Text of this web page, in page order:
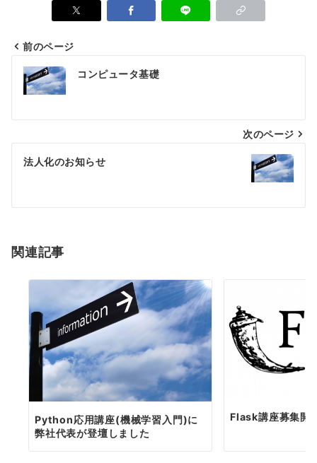
投
稿
ビ
ゲ
シ
ン
前のページ
コンピュータ基礎
次のページ
法人化のお知らせ
関連記事
Python応用講座(機械学習入門)に
弊社代表が登壇しました
Flask講座募集開